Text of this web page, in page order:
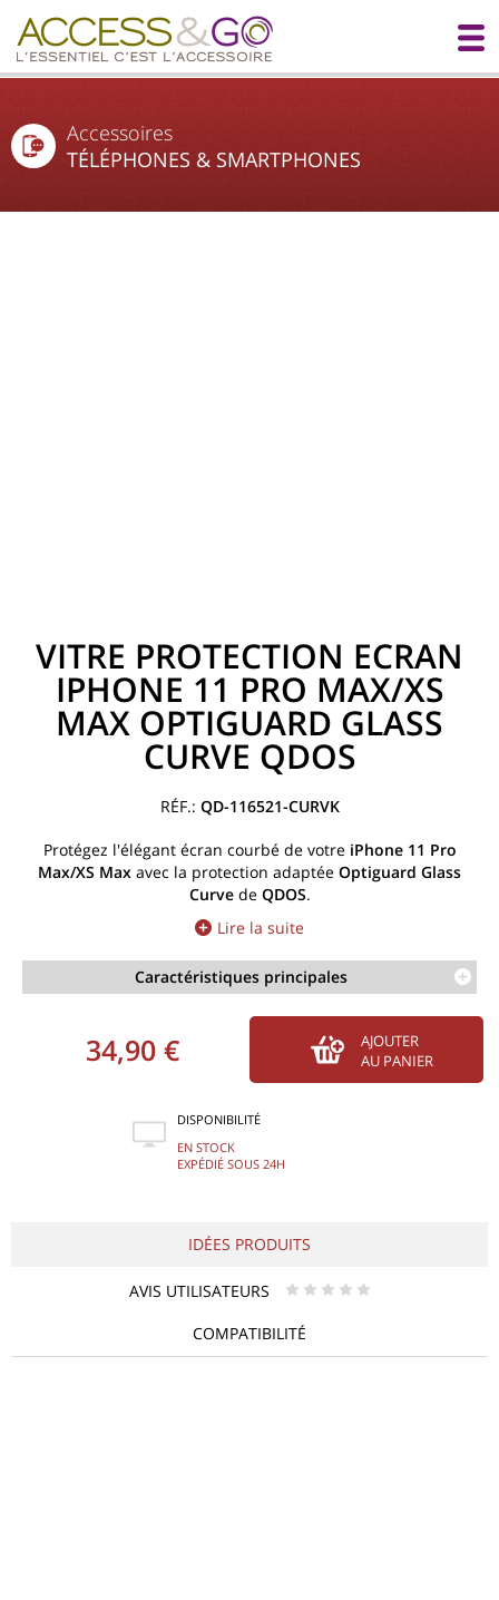
Accessoires
TÉLÉPHONES & SMARTPHONES
VITRE PROTECTION ECRAN
IPHONE 11 PRO MAX/XS
MAX OPTIGUARD GLASS
CURVE QDOS
QD-116521-CURVK
Protégez l'élégant écran courbé de votre iPhone 11 Pro
Max/XS Max avec la protection adaptée Optiguard Glass
Curvede QDOS.
Lire la suite
Caractéristiques principales
34,90 €
AJOUTER
AU PANIER
DISPONIBILITÉ
EN STOCK
EXPÉDIÉ SOUS 24H
IDÉES PRODUITS
AVIS UTILISATEURS * * * * *
COMPATIBILITÉ